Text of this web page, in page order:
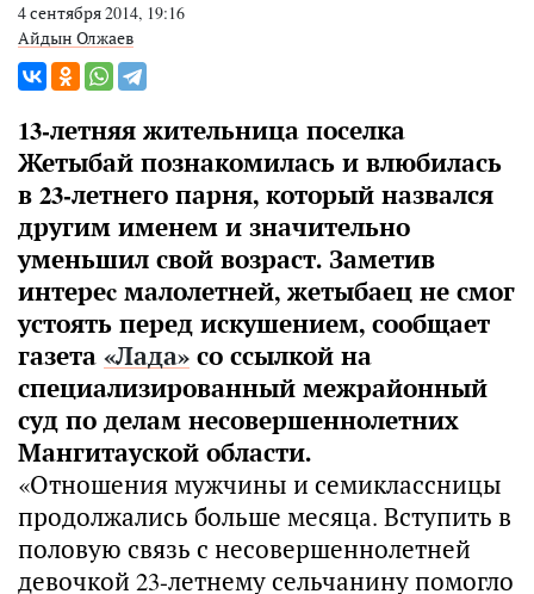
4 сентября 2014, 19:16
Айдын Олжаев
13-летняя жительница поселка
Жетыбай познакомилась и влюбилась
в 23-летнего парня, который назвался
другим именем и значительно
уменьшил свой возраст. Заметив
интереc малолетней, жетыбаец не смог
устоять перед искушением, сообщает
газета «Лада» со ссылкой на
специализированный межрайонный
суд по делам несовершеннолетних
Мангитауской области.
«Отношения мужчины и семиклассницы
продолжались больше месяца. Вступить в
половую связь с несовершеннолетней
девочкой 23-летнему сельчанину помогло